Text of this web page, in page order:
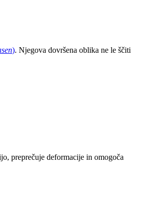
). Njegova dovršena oblika ne le ščiti
preprečuje deformacije in omogoča